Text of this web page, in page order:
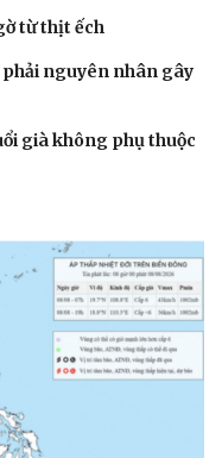
từ thịt ếch
phải nguyên nhân gây
già không phụ thuộc